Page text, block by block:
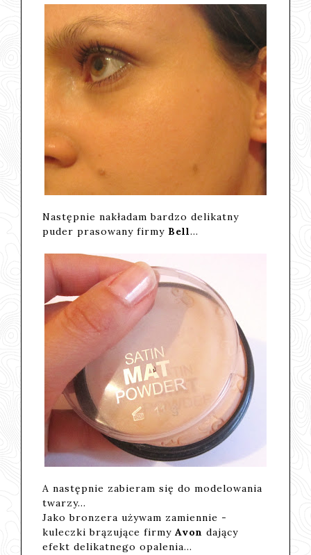
Następnie nakładam bardzo delikatny
puder prasowany firmy Bell...
A następnie zabieram się do modelowania
twarzy...
Jako bronzera używam zamiennie -
kuleczki brązujące firmyAvondający
efekt delikatnego opalenia...